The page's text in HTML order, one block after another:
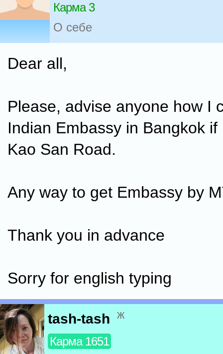
Карма 3
О себе
Dear all,
Please, advise anyone how I
Indian Embassy in Bangkok
Kao San Road.
Any way to get Embassy by
Thank you in advance
Sorry for english typing
tash-tash ж
Карма 1651